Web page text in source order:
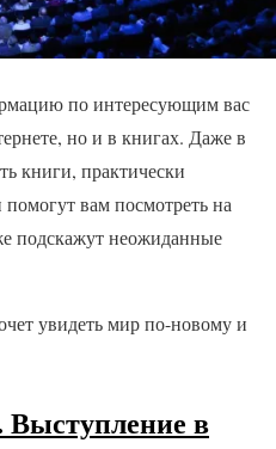
по интересующим вас
но и в книгах. Даже в
книги, практически
вам посмотреть на
подскажут неожиданные
увидеть мир по-новому и
в